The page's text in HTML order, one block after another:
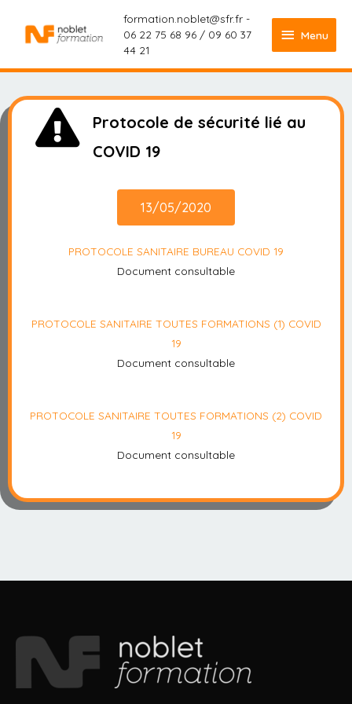
formation.noblet@sfr.fr -
06 22 75 68 96 / 09 60 37
44 21
Menu
Protocole de sécurité lié au
COVID 19
13/05/2020
PROTOCOLE SANITAIRE BUREAU COVID 19
Document consultable
PROTOCOLE SANITAIRE TOUTES FORMATIONS (1) COVID
19
Document consultable
PROTOCOLE SANITAIRE TOUTES FORMATIONS (2) COVID
19
Document consultable